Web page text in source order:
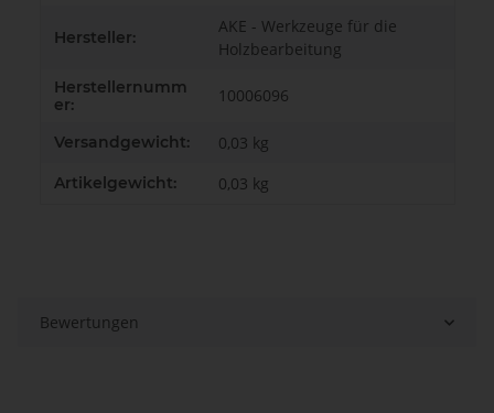
Hersteller:
AKE - Werkzeuge für die
Holzbearbeitung
Herstellernumm
er:
10006096
Versandgewicht: 0,03 kg
Artikelgewicht: 0,03 kg
Bewertungen